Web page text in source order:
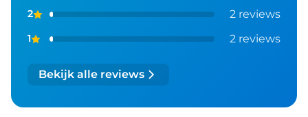
2 2 reviews
1 2 reviews
Bekijk alle reviews